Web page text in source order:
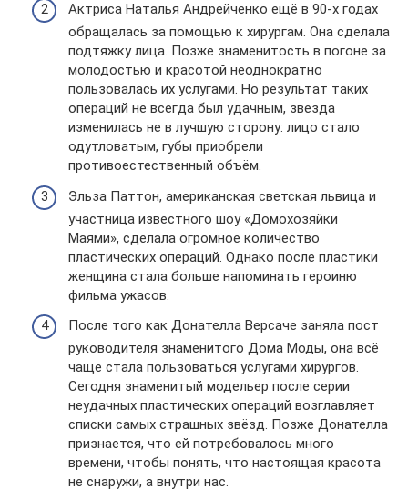
Актриса Наталья Андрейченко ещё в 90-х годах
обращалась за помощью к хирургам. Она сделала
подтяжку лица. Позже знаменитость в погоне за
молодостью и красотой неоднократно
пользовалась их услугами. Но результат таких
операций не всегда был удачным, звезда
изменилась не в лучшую сторону: лицо стало
одутловатым, губы приобрели
противоестественный объём.
Эльза Паттон, американская светская львица и
участница известного шоу «Домохозяйки
Маями», сделала огромное количество
пластических операций. Однако после пластики
женщина стала больше напоминать героиню
фильма ужасов.
После того как Донателла Версаче заняла пост
руководителя знаменитого Дома Моды, она всё
чаще стала пользоваться услугами хирургов.
Сегодня знаменитый модельер после серии
неудачных пластических операций возглавляет
списки самых страшных звёзд. Позже Донателла
признается, что ей потребовалось много
времени, чтобы понять, что настоящая красота
не снаружи, а внутри нас.